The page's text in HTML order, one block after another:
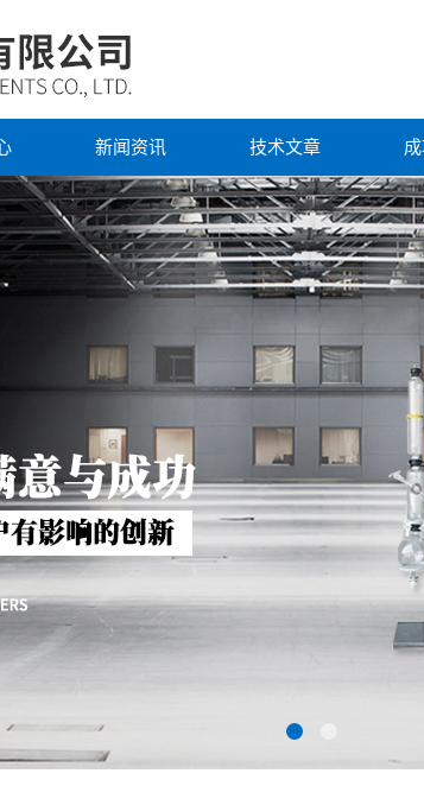
新闻资讯 技术文章